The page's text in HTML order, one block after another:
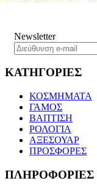
Newsletter
ΚΑΤΗΓΟΡΙΕΣ
ΚΟΣΜΗΜΑΤΑ
ΓΑΜΟΣ
ΒΑΠΤΙΣΗ
ΡΟΛΟΓΙΑ
ΑΞΕΣΟΥΑΡ
ΠΡΟΣΦΟΡΕΣ
ΠΛΗΡΟΦΟΡΙΕΣ